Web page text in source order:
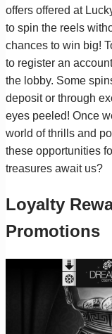
offers offered at
to spin the reels
chances to win big!
to register an
the lobby. Some
deposit or through
eyes peeled! Once
world of thrills and
these opportunities
treasures await us?
Loyalty
Promotions